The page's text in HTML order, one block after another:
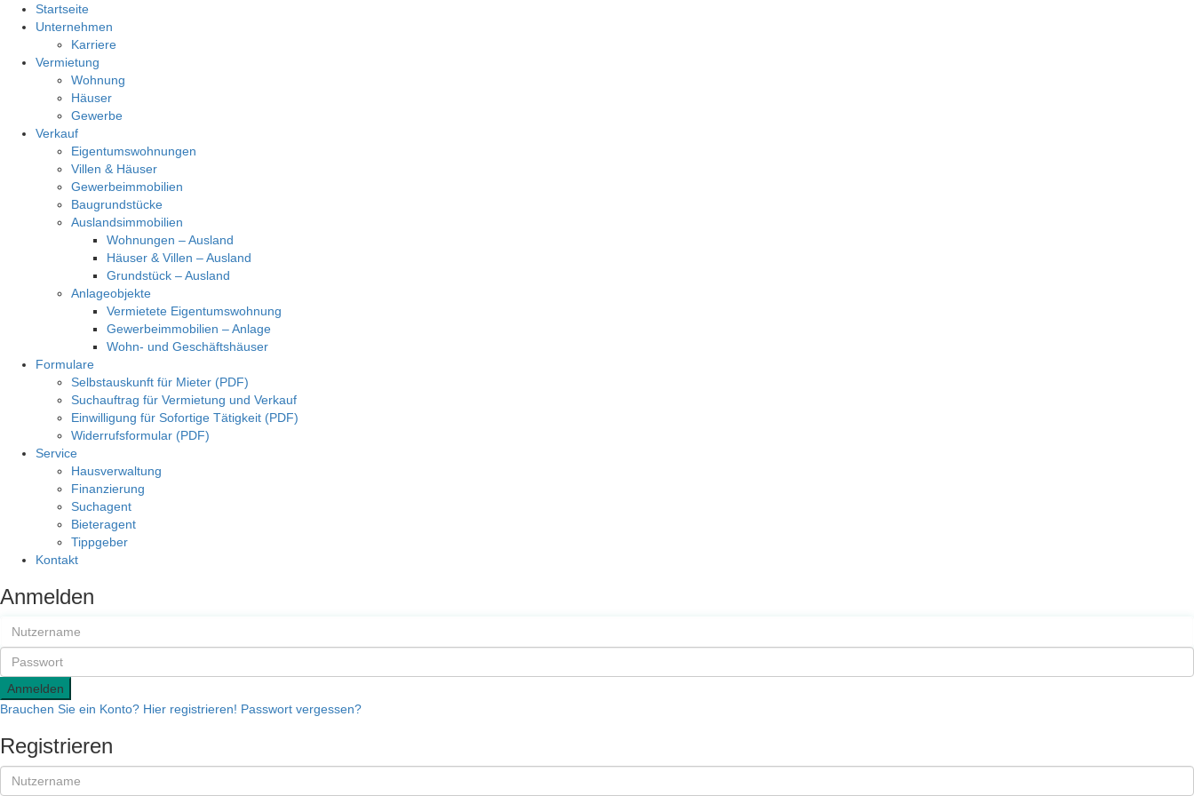
Startseite
Unternehmen
Karriere
Vermietung
Wohnung
Häuser
Gewerbe
Verkauf
Eigentumswohnungen
Villen & Häuser
Gewerbeimmobilien
Baugrundstücke
Auslandsimmobilien
Wohnungen – Ausland
Häuser & Villen – Ausland
Grundstück – Ausland
Anlageobjekte
Vermietete Eigentumswohnung
Gewerbeimmobilien – Anlage
Wohn- und Geschäftshäuser
Formulare
Selbstauskunft für Mieter (PDF)
Suchauftrag für Vermietung und Verkauf
Einwilligung für Sofortige Tätigkeit (PDF)
Widerrufsformular (PDF)
Service
Hausverwaltung
Finanzierung
Suchagent
Bieteragent
Tippgeber
Kontakt
Anmelden
Anmelden
Brauchen Sie ein Konto? Hier registrieren! Passwort vergessen?
Registrieren